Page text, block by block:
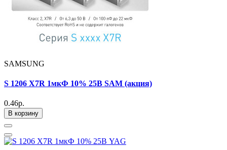
SAMSUNG
S 1206 X7R 1мкФ 10% 25В SAM (акция)
0.46р.
В корзину